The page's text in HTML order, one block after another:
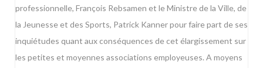
professionnelle, François Rebsamen et le Ministre de la Ville, de
la Jeunesse et des Sports, Patrick Kanner pour faire part de ses
inquiétudes quant aux conséquences de cet élargissement sur
les petites et moyennes associations employeuses. A moyens